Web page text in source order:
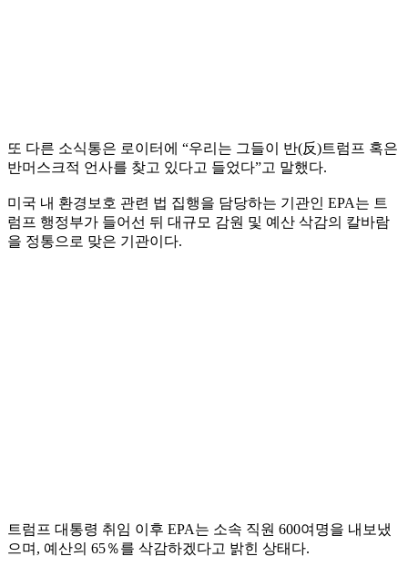
또 다른 소식통은 로이터에 “우리는 그들이 반(反)트럼프 혹은
반머스크적 언사를 찾고 있다고 들었다”고 말했다.
미국 내 환경보호 관련 법 집행을 담당하는 기관인 EPA는 트
럼프 행정부가 들어선 뒤 대규모 감원 및 예산 삭감의 칼바람
을 정통으로 맞은 기관이다.
트럼프 대통령 취임 이후 EPA는 소속 직원 600여명을 내보냈
으며, 예산의 65％를 삭감하겠다고 밝힌 상태다.